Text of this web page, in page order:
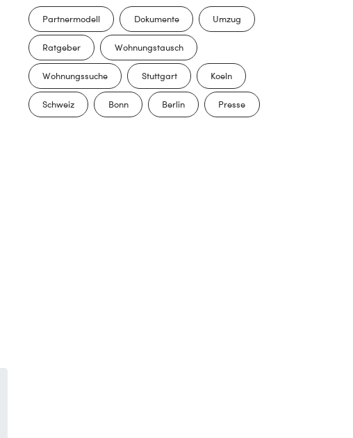
Partnermodell Dokumente Umzug
Ratgeber Wohnungstausch
Wohnungssuche Stuttgart Koeln
Schweiz Bonn Berlin Presse